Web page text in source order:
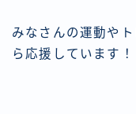
みなさんの運動や
ら応援しています！